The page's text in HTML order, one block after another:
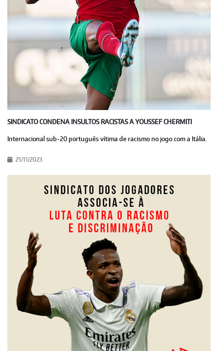
SINDICATO CONDENA INSULTOS RACISTAS A YOUSSEF CHERMITI
Internacional sub-20 português vítima de racismo no jogo com a Itália.
21/11/2023